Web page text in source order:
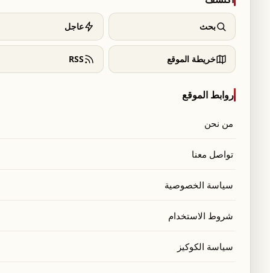
أعلنت الممثلة هالي بيري عن تعاونها مع شركة Joylux لإطلاق منتج جديد للعناية الحميمة. وفي مقابلة
علاجًا جلّيًا لجفاف المهبل، كما أوضحت
بحث عاجل
خريطة الموقع RSS
روابط الموقع
من نحن
تواصل معنا
سياسة الخصوصية
شروط الاستخدام
سياسة الكوكيز